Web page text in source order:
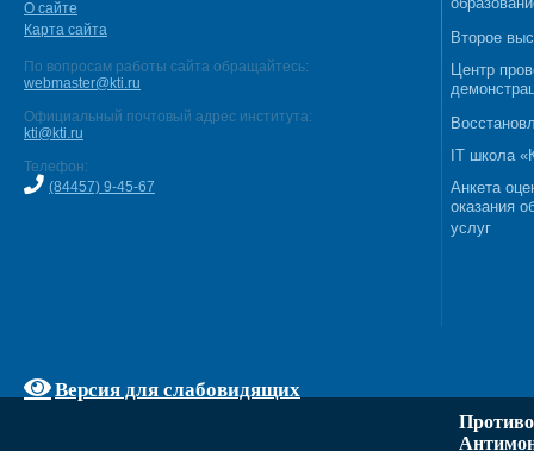
О сайте
Карта сайта
По вопросам работы сайта обращайтесь:
webmaster@kti.ru
Официальный почтовый адрес института:
kti@kti.ru
Телефон:
(84457) 9-45-67
Версия для слабовидящих
Второе
Центр
IT школа
Анкета
оказания
услуг